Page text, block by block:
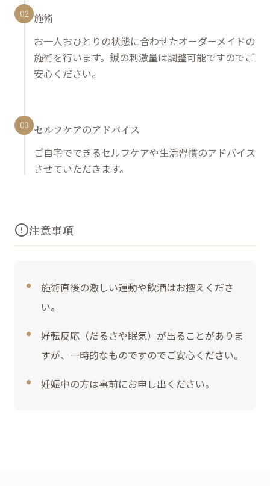
02 施術
お一人おひとりの状態に合わせたオーダーメイドの
施術を行います。鍼の刺激量は調整可能ですのでご
安心ください。
03 セルフケアのアドバイス
ご自宅でできるセルフケアや生活習慣のアドバイス
させていただきます。
注意事項
施術直後の激しい運動や飲酒はお控えくださ
い。
好転反応（だるさや眠気）が出ることがありま
すが、一時的なものですのでご安心ください。
妊娠中の方は事前にお申し出ください。